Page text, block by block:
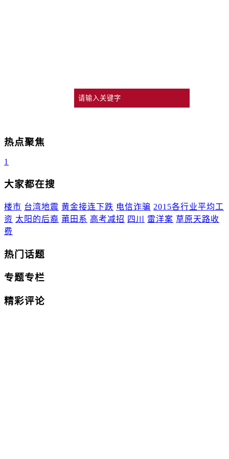
热点聚焦
1
大家都在搜
楼市 台湾地震 黄金接连下跌 电信诈骗 2015各行业平均工
资 太阳的后裔 莆田系 高考减招 四川 雷洋案 草原天路收
费
热门话题
专题专栏
精彩评论